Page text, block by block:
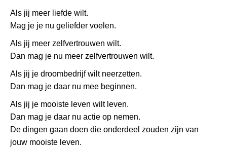
Als jij meer liefde wilt.
Mag je je nu geliefder voelen.
Als jij meer zelfvertrouwen wilt.
Dan mag je nu meer zelfvertrouwen wilt.
Als jij je droombedrijf wilt neerzetten.
Dan mag je daar nu mee beginnen.
Als jij je mooiste leven wilt leven.
Dan mag je daar nu actie op nemen.
De dingen gaan doen die onderdeel zouden zijn van
jouw mooiste leven.